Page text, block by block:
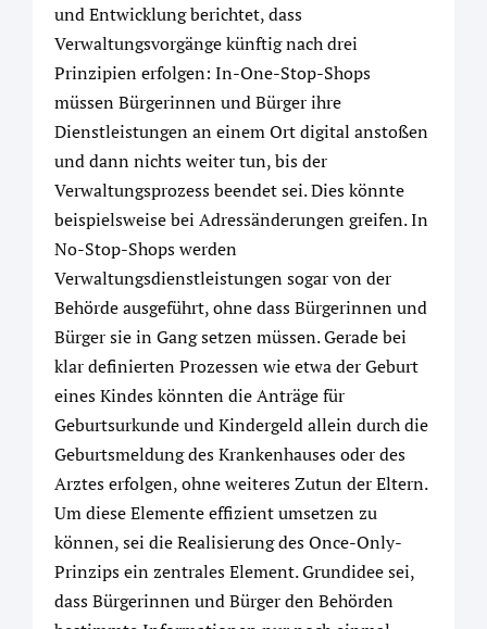
und Entwicklung berichtet, dass
Verwaltungsvorgänge künftig nach drei
Prinzipien erfolgen: In-One-Stop-Shops
müssen Bürgerinnen und Bürger ihre
Dienstleistungen an einem Ort digital anstoßen
und dann nichts weiter tun, bis der
Verwaltungsprozess beendet sei. Dies könnte
beispielsweise bei Adressänderungen greifen. In
No-Stop-Shops werden
Verwaltungsdienstleistungen sogar von der
Behörde ausgeführt, ohne dass Bürgerinnen und
Bürger sie in Gang setzen müssen. Gerade bei
klar definierten Prozessen wie etwa der Geburt
eines Kindes könnten die Anträge für
Geburtsurkunde und Kindergeld allein durch die
Geburtsmeldung des Krankenhauses oder des
Arztes erfolgen, ohne weiteres Zutun der Eltern.
Um diese Elemente effizient umsetzen zu
können, sei die Realisierung des Once-Only-
Prinzips ein zentrales Element. Grundidee sei,
dass Bürgerinnen und Bürger den Behörden